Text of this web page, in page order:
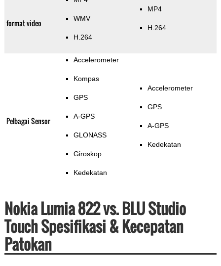
format video WMV
H.264
MP4
H.264
Pelbagai Sensor
Accelerometer
Kompas
GPS
A-GPS
GLONASS
Giroskop
Kedekatan
Accelerometer
GPS
A-GPS
Kedekatan
Nokia Lumia 822 vs. BLU Studio
Touch Spesifikasi & Kecepatan
Patokan